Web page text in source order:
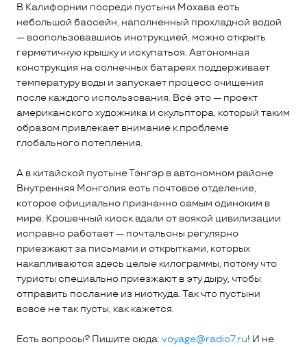
В Калифорнии посреди пустыни Мохава есть
небольшой бассейн, наполненный прохладной водой
— воспользовавшись инструкцией, можно открыть
герметичную крышку и искупаться. Автономная
конструкция на солнечных батареях поддерживает
температуру воды и запускает процесс очищения
после каждого использования. Всё это — проект
американского художника и скульптора, который таким
образом привлекает внимание к проблеме
глобального потепления.
А в китайской пустыне Тэнгэр в автономном районе
Внутренняя Монголия есть почтовое отделение,
которое официально признанно самым одиноким в
мире. Крошечный киоск вдали от всякой цивилизации
исправно работает — почтальоны регулярно
приезжают за письмами и открытками, которых
накапливаются здесь целые килограммы, потому что
туристы специально приезжают в эту дыру, чтобы
отправить послание из ниоткуда. Так что пустыни
вовсе не так пусты, как кажется.
Есть вопросы? Пишите сюда: voyage@radio7.ru! И не